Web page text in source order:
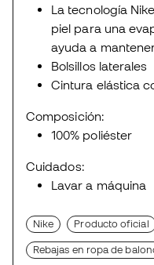
La tecnología
piel para una
ayuda a
Bolsillos laterales
Cintura elástica
Composición:
100% poliéster
Cuidados:
Lavar a máquina
Nike Producto oficial
Rebajas en ropa de